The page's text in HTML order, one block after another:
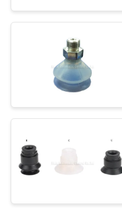
理
に
機械制
空気の